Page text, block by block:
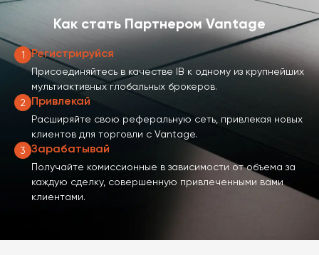
Как стать Партнером Vantage
1 Регистрируйся
Присоединяйтесь в качестве IB к одному из крупнейших
мультиактивных глобальных брокеров.
2
Привлекай
Расширяйте свою реферальную сеть, привлекая новых
клиентов для торговли с Vantage.
3 Зарабатывай
Получайте комиссионные в зависимости от объема за
каждую сделку, совершенную привлеченными вами
клиентами.